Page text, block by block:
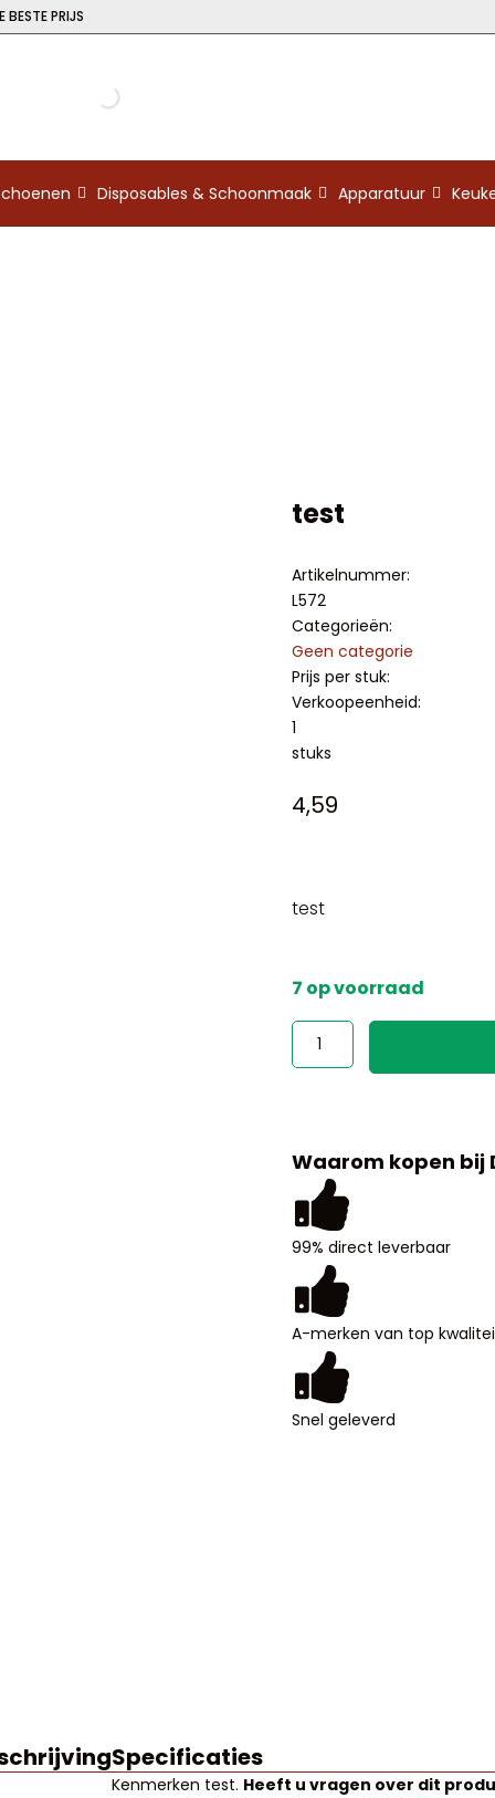
BESTE PRIJS
Disposables & Schoonmaak Apparatuur
test
Artikelnummer:
L572
Categorieën:
Geen categorie
Prijs per stuk:
Verkoopeenheid:
1
stuks
4,59
test
7 op voorraad
aantal
Waarom kopen bij
99% direct leverbaar
A-merken van top
Snel geleverd
Specificaties
Kenmerken test. Heeft u vragen over dit